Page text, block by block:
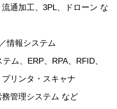
通加工、3PL、ドローン な
情報システム
ム、ERP、RPA、RFID、
リンタ・スキャナ
管理システム など